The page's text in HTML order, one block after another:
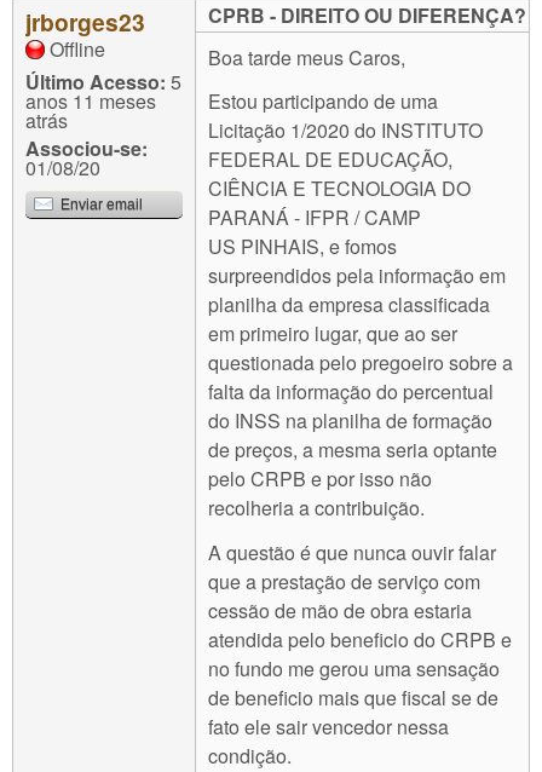
jrborges23
Offline
Último Acesso: 5
anos 11 meses
atrás
Associou-se:
01/08/20
Enviar email
CPRB - DIREITO OU DIFERENÇA?
Boa tarde meus Caros,
Estou participando de uma
Licitação 1/2020 do INSTITUTO
FEDERAL DE EDUCAÇÃO,
CIÊNCIA E TECNOLOGIA DO
PARANÁ - IFPR / CAMP
US PINHAIS, e fomos
surpreendidos pela informação em
planilha da empresa classificada
em primeiro lugar, que ao ser
questionada pelo pregoeiro sobre a
falta da informação do percentual
do INSS na planilha de formação
de preços, a mesma seria optante
pelo CRPB e por isso não
recolheria a contribuição.
A questão é que nunca ouvir falar
que a prestação de serviço com
cessão de mão de obra estaria
atendida pelo beneficio do CRPB e
no fundo me gerou uma sensação
de beneficio mais que fiscal se de
fato ele sair vencedor nessa
condição.